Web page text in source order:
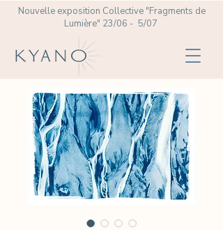
Nouvelle exposition Collective "Fragments de
Lumière" 23/06 - 5/07